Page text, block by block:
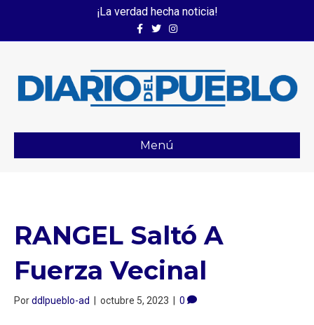
¡La verdad hecha noticia!
FacebookTwitterInstagram
Menú
RANGEL Saltó A
Fuerza Vecinal
Porddlpueblo-ad | octubre 5, 2023 | 0